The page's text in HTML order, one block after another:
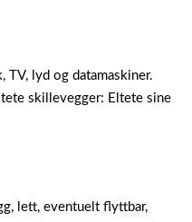
lyd og datamaskiner.
skillevegger: Eltete sine
lett, eventuelt flyttbar,